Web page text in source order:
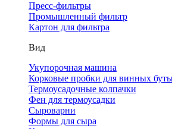
Пресс-фильтры
Промышленный фильтр
Картон для фильтра
Вид
Укупорочная машина
Корковые пробки для винных
Термоусадочные колпачки
Фен для термоусадки
Сыроварни
Формы для сыра